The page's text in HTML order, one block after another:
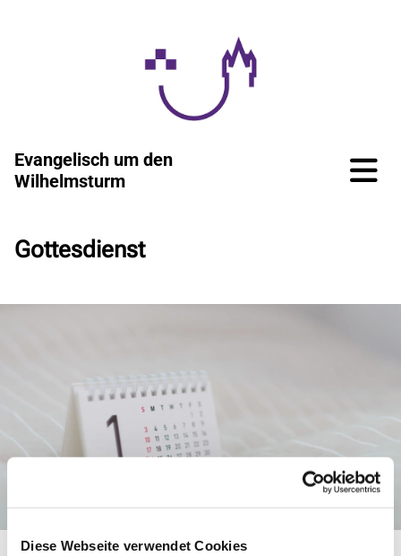
Diese Webseite verwendet Cookies
Evangelisch um den
Wilhelmsturm
Gottesdienst